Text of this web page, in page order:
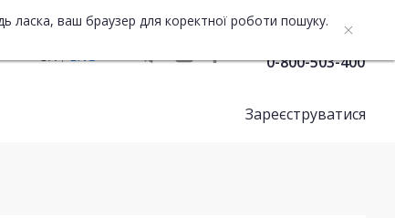
ласка, ваш браузер для коректної роботи пошуку.
UA
ENG 0-800-503-400
Зареєструватися